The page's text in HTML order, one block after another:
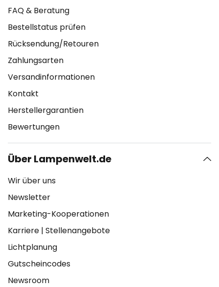
FAQ & Beratung
Bestellstatus prüfen
Rücksendung/Retouren
Zahlungsarten
Versandinformationen
Kontakt
Herstellergarantien
Bewertungen
Über Lampenwelt.de
Wir über uns
Newsletter
Marketing-Kooperationen
Karriere | Stellenangebote
Lichtplanung
Gutscheincodes
Newsroom